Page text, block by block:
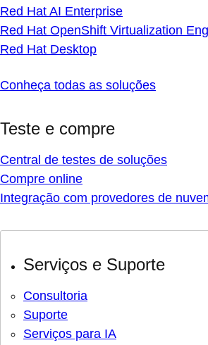
Red Hat AI Enterprise
Red Hat OpenShift Virtualization
Red Hat Desktop
Conheça todas as soluções
Teste e compre
Central de testes de soluções
Compre online
Integração com provedores de
Serviços e Suporte
Consultoria
Suporte
Serviços para IA